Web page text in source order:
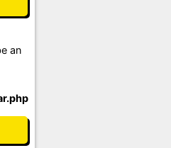
an